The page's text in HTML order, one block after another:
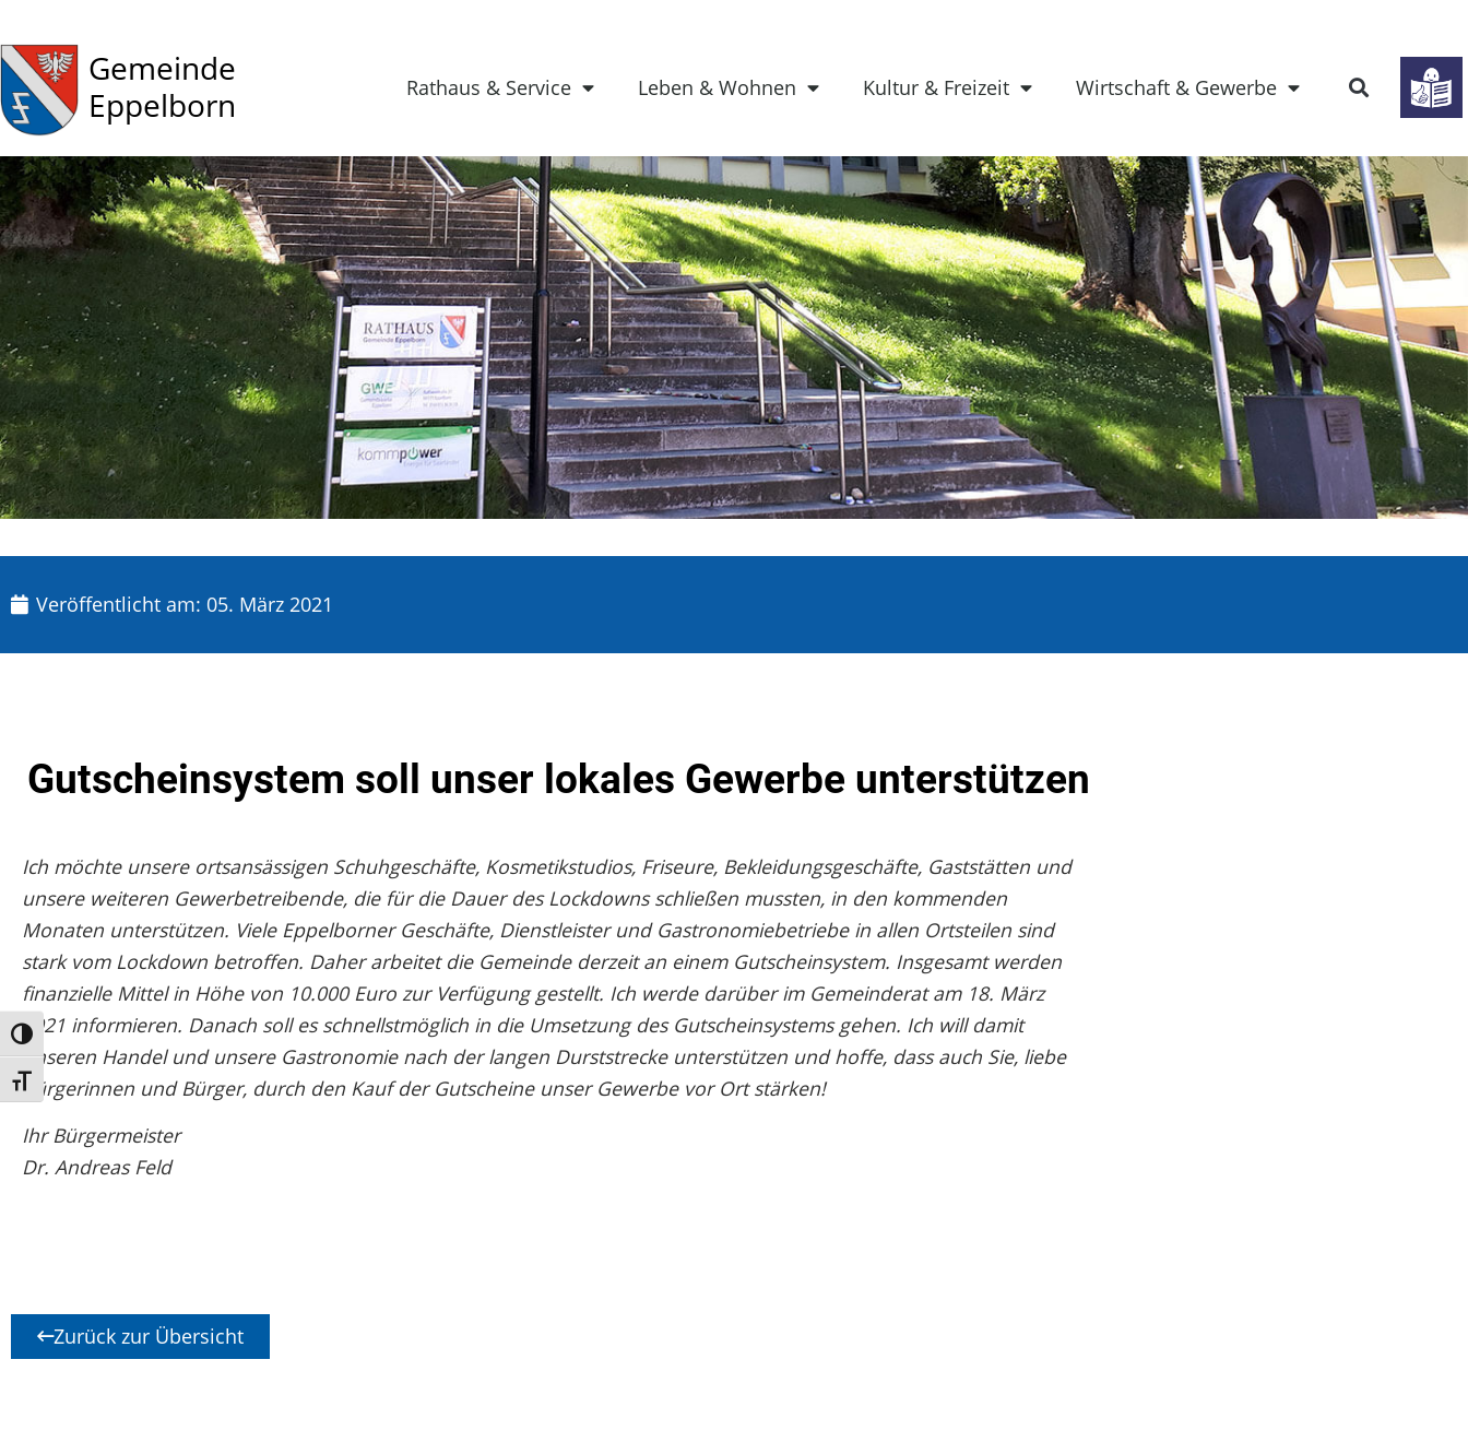
Umschalten auf hohe Kontraste
Schrift vergrößern
Gemeinde
Eppelborn
Rathaus & Service Leben & Wohnen Kultur & Freizeit Wirtschaft & Gewerbe
Veröffentlicht am: 05. März 2021
Gutscheinsystem soll unser lokales Gewerbe unterstützen
Ich möchte unsere ortsansässigen Schuhgeschäfte, Kosmetikstudios, Friseure, Bekleidungsgeschäfte, Gaststätten und
unsere weiteren Gewerbetreibende, die für die Dauer des Lockdowns schließen mussten, in den kommenden
Monaten unterstützen. Viele Eppelborner Geschäfte, Dienstleister und Gastronomiebetriebe in allen Ortsteilen sind
stark vom Lockdown betroffen. Daher arbeitet die Gemeinde derzeit an einem Gutscheinsystem. Insgesamt werden
finanzielle Mittel in Höhe von 10.000 Euro zur Verfügung gestellt. Ich werde darüber im Gemeinderat am 18. März
2021 informieren. Danach soll es schnellstmöglich in die Umsetzung des Gutscheinsystems gehen. Ich will damit
unseren Handel und unsere Gastronomie nach der langen Durststrecke unterstützen und hoffe, dass auch Sie, liebe
Bürgerinnen und Bürger, durch den Kauf der Gutscheine unser Gewerbe vor Ort stärken!
Ihr Bürgermeister
Dr. Andreas Feld
Zurück zur Übersicht